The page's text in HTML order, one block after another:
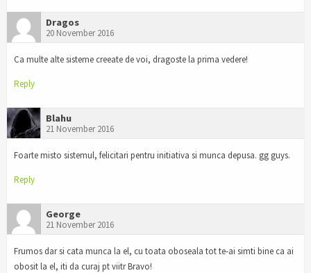
Dragos
20 November 2016
Ca multe alte sisteme creeate de voi, dragoste la prima vedere!
Reply
Blahu
21 November 2016
Foarte misto sistemul, felicitari pentru initiativa si munca depusa. gg guys.
Reply
George
21 November 2016
Frumos dar si cata munca la el, cu toata oboseala tot te-ai simti bine ca ai
obosit la el, iti da curaj pt viitr Bravo!